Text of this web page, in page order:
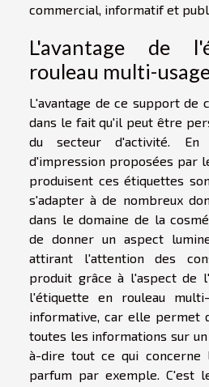
commercial, informatif et
L'avantage de
rouleau multi-
L'avantage de ce support de
dans le fait qu'il peut être
du secteur d'activité.
d'impression proposées par
produisent ces étiquettes
s'adapter à de nombreux
dans le domaine de la
de donner un aspect
attirant l'attention des
produit grâce à l'aspect de
l'étiquette en rouleau
informative, car elle permet
toutes les informations sur
à-dire tout ce qui concerne
parfum par exemple. C'est